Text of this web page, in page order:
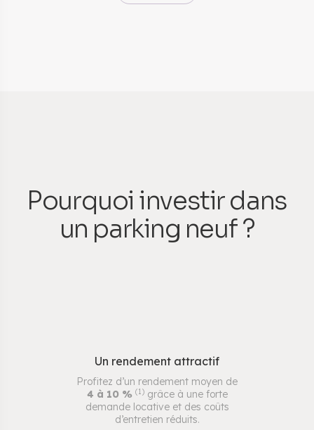
Pourquoi investir dans
un parking neuf ?
Un rendement attractif
Profitez d’un rendement moyen de
4 à 10 % (1)grâce à une forte
demande locative et des coûts
d’entretien réduits.